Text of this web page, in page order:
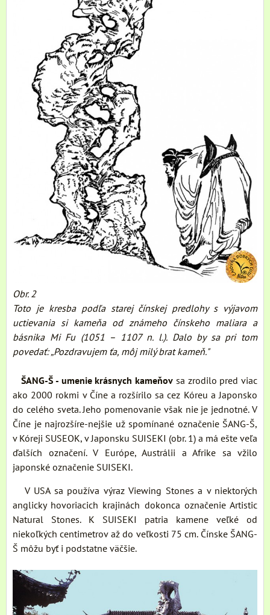
Obr. 2
Toto je kresba podľa starej čínskej predlohy s výjavom
uctievania si kameňa od známeho čínskeho maliara a
básnika Mi Fu (1051 – 1107 n. l.). Dalo by sa pri tom
povedať: „Pozdravujem ťa, môj milý brat kameň."
ŠANG-Š - umenie krásnych kameňov sa zrodilo pred viac
ako 2000 rokmi v Číne a rozšírilo sa cez Kóreu a Japonsko
do celého sveta. Jeho pomenovanie však nie je jednotné. V
Číne je najrozšíre-nejšie už spomínané označenie ŠANG-Š,
v Kóreji SUSEOK, v Japonsku SUISEKI (obr. 1) a má ešte veľa
ďalších označení. V Európe, Austrálii a Afrike sa vžilo
japonské označenie SUISEKI.
V USA sa používa výraz Viewing Stones a v niektorých
anglicky hovoriacich krajinách dokonca označenie Artistic
Natural Stones. K SUISEKI patria kamene veľké od
niekoľkých centimetrov až do veľkosti 75 cm. Čínske ŠANG-
Š môžu byť i podstatne väčšie.